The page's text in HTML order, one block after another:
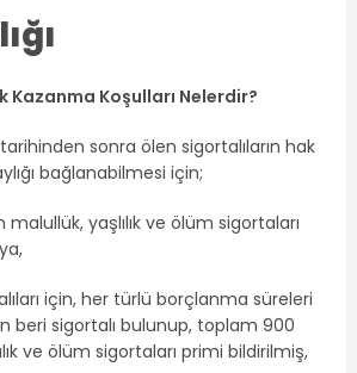
Kazanma Koşulları Nelerdir?
sonra ölen sigortalıların hak
bağlanabilmesi için;
yaşlılık ve ölüm sigortaları
için, her türlü borçlanma süreleri
beri sigortalı bulunup, toplam 900
ve ölüm sigortaları primi bildirilmiş,